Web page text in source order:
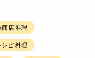
商店 料理
ピ 料理